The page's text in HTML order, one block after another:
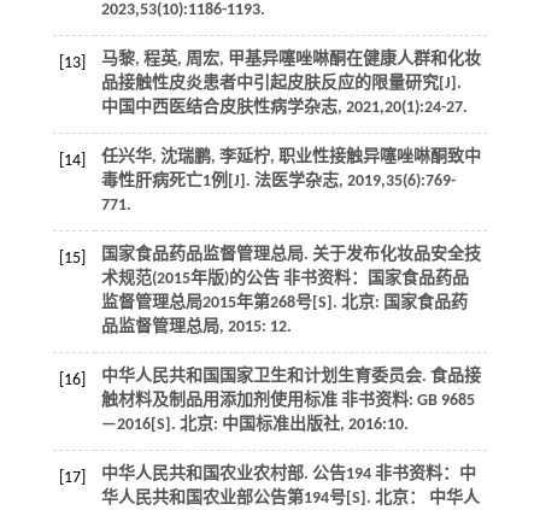
2023,53(10):1186-1193.
[13]
马黎, 程英, 周宏, 甲基异噻唑啉酮在健康人群和化妆
品接触性皮炎患者中引起皮肤反应的限量研究[J].
中国中西医结合皮肤性病学杂志, 2021,20(1):24-27.
[14]
任兴华, 沈瑞鹏, 李延柠, 职业性接触异噻唑啉酮致中
毒性肝病死亡1例[J]. 法医学杂志, 2019,35(6):769-
771.
[15] 国家食品药品监督管理总局. 关于发布化妆品安全技
术规范(2015年版)的公告 非书资料：国家食品药品
监督管理总局2015年第268号[S]. 北京: 国家食品药
品监督管理总局, 2015: 12.
[16] 中华人民共和国国家卫生和计划生育委员会. 食品接
触材料及制品用添加剂使用标准 非书资料: GB 9685
—2016[S]. 北京: 中国标准出版社, 2016:10.
[17] 中华人民共和国农业农村部. 公告194 非书资料：中
华人民共和国农业部公告第194号[S]. 北京： 中华人